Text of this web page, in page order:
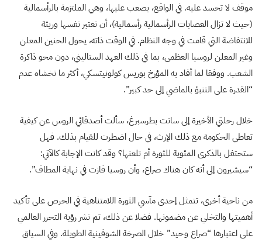
موقف لا تحسد عليه. في الواقع، يصعب عليها، وهي الملتزمة بالرأسمالية
(حيث لا تزال العصابات الرأسمالية رأسمالية)، أن تعتبر نفسها وريثة
للانتفاضة التي قامت في وجه النظام. في الوقت ذاته، يحول الحنين المعلن
وغير المعلن لروسيا العظمى، بما في ذلك العهد الستاليني، دون محو ذاكرة
الشعب. ووفقا لما أفاد به المؤرخ بوريس كولونيتسكي، أكثر ما نخشاه عدم
“القدرة على التنبؤ بالماضي إلى حد كبير”.
خلال رحلتي الأخيرة إلى سانت بطرسبرغ، سألت أصدقائي الروس عن كيفية
تعاطي الحكومة مع ذلك الإرث، في حال اضطرت للقيام بذلك. فهل
ستحتفل بالذكرى المئوية للثورة أم تلعنها؟ وقد كانت الإجابة كالآتي:
“سيشيرون إلى أنه كان هناك صراع، وأن روسيا فازت في نهاية المطاف”.
من ناحية أخرى، تتمثل إحدى مآسي الثورة اللامتناهية في الحرص على تأكيد
أهميتها والتخلي عن مضمونها. فضلا عن ذلك، تم نشر رؤية التحرر العالمي
على اعتبارها “صراع وحيد” خلال الصرخة الشوفينية الطويلة. وفي السياق